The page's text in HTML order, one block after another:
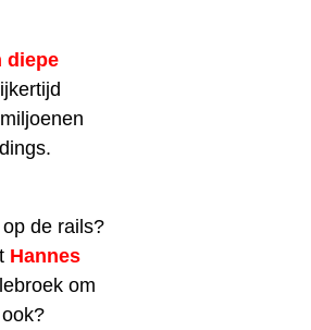
diepe
de rails?
Hannes
om